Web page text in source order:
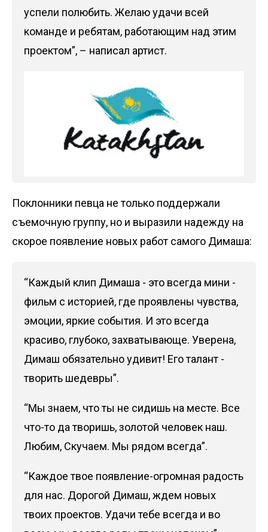
успели полюбить. Желаю удачи всей
команде и ребятам, работающим над этим
проектом”, – написал артист.
Поклонники певца не только поддержали
съемочную группу, но и выразили надежду на
скорое появление новых работ самого Димаша:
“Каждый клип Димаша - это всегда мини -
фильм с историей, где проявлены чувства,
эмоции, яркие события. И это всегда
красиво, глубоко, захватывающе. Уверена,
Димаш обязательно удивит! Его талант -
творить шедевры”.
“Мы знаем, что ты не сидишь на месте. Все
что-то да творишь, золотой человек наш.
Любим, Скучаем. Мы рядом всегда”.
“Каждое твое появление-огромная радость
для нас. Дорогой Димаш, ждем новых
твоих проектов. Удачи тебе всегда и во